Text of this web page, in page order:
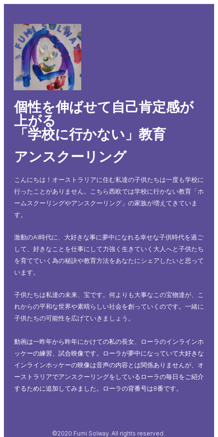
個性を伸ばせて自己肯定感が
上がる
「学校に行かない」教育
アンスクーリング
こんにちは！オーストラリアに住む私達の子供たちは一度も学校に
行ったことがありません。こちら西欧では学校に行かない教育「ホ
ームスクーリングやアンスクーリング」の家族が増えてきていま
す。
激動のAI時代に、大好きな事に夢中になれる幸せな子供時代を過ご
して、好きなことを仕事にして力強く生きていく大人へと子供たち
を育てていく為の秘訣や教育方法をあなたにシェアしたいと思って
います。
子供たちは私達の未来、宝です。何よりも大事なこの宝物達が、こ
れからの平和な世界や素晴らしい社会を創っていくのです。一緒に
子供たちの可能性を広げていきましょう。
動画は一昨年から昨年にかけての私の長女、ローラのインラインホ
ッケーの練習、試合映像です。ローラが夢中になっていて大好きな
インラインホッケーの映像は音声の内容とは関係ありませんが、オ
ーストラリアでアンスクーリングをしているローラの毎日をご紹介
するために追加してみました。ローラの背番号は8番です。
©2020 Fumi Solway. All rights reserved.